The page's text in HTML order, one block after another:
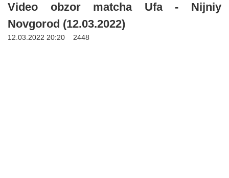
Video obzor matcha Ufa - Nijniy
Novgorod (12.03.2022)
12.03.2022 20:20 2448